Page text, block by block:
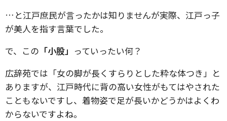
…と江戸庶民が言ったかは知りませんが実際、江戸っ子
が美人を指す言葉でした。
で、この 「小股」 っていったい何？
広辞苑では「女の脚が長くすらりとした粋な体つき」と
ありますが、江戸時代に背の高い女性がもてはやされた
こともないですし、着物姿で足が長いかどうかはよくわ
からないですよね。